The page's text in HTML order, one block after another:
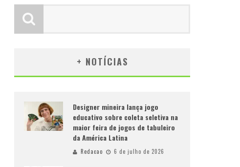
+ NOTÍCIAS
Designer mineira lança jogo
educativo sobre coleta seletiva na
maior feira de jogos de tabuleiro
da América Latina
Redacao 6 de julho de 2026